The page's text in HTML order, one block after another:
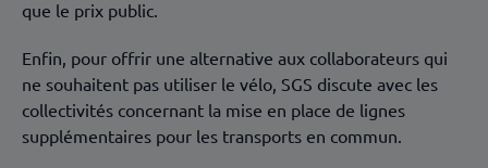
que le prix public.
Enfin, pour offrir une alternative aux collaborateurs qui
ne souhaitent pas utiliser le vélo, SGS discute avec les
collectivités concernant la mise en place de lignes
supplémentaires pour les transports en commun.